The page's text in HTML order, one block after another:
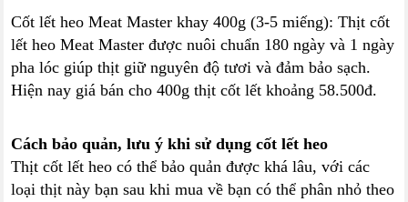
Cốt lết heo Meat Master khay 400g (3-5 miếng): Thịt cốt
lết heo Meat Master được nuôi chuẩn 180 ngày và 1 ngày
pha lóc giúp thịt giữ nguyên độ tươi và đảm bảo sạch.
Hiện nay giá bán cho 400g thịt cốt lết khoảng 58.500đ.
Cách bảo quản, lưu ý khi sử dụng cốt lết heo
Thịt cốt lết heo có thể bảo quản được khá lâu, với các
loại thịt này bạn sau khi mua về bạn có thể phân nhỏ theo